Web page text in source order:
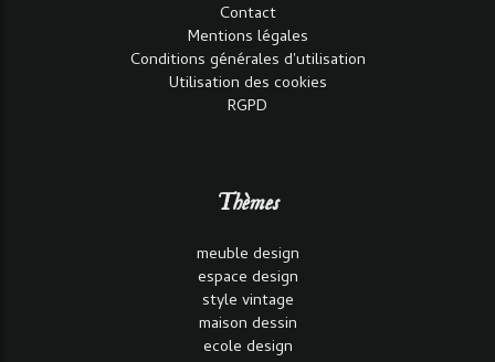
Contact
Mentions légales
Conditions générales d'utilisation
Utilisation des cookies
RGPD
Thèmes
meuble design
espace design
style vintage
maison dessin
ecole design